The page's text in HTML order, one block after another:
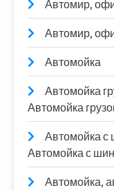
Автомир,
Автомир,
Автомойка
Автомойка
Автомойка
Автомойка с
Автомойка с
Автомойка,